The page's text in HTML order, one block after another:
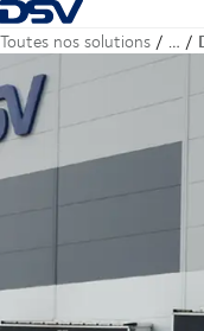
Retour à la page
Toutes nos solutions …